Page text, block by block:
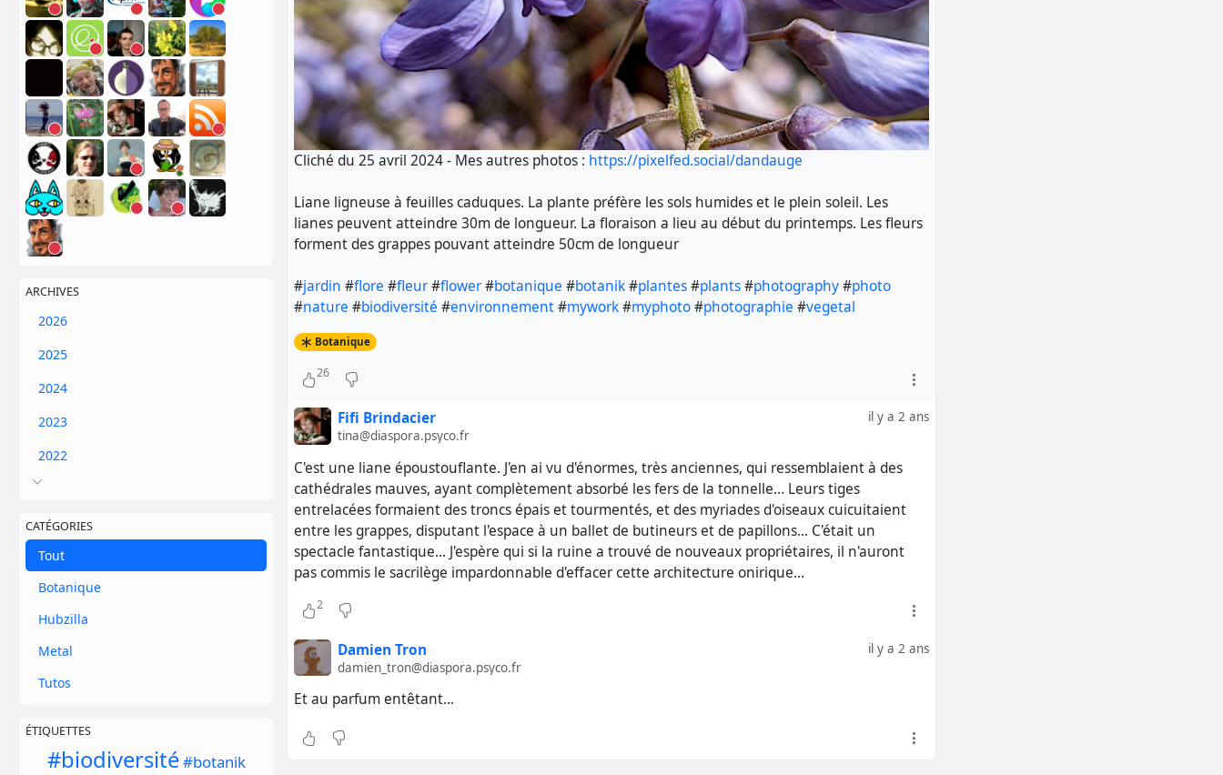
ARCHIVES
2026
2025
2024
2023
2022
CATÉGORIES
Tout
Botanique
Hubzilla
Metal
Tutos
ÉTIQUETTES
#biodiversité#botanik
Cliché du 25 avril 2024 - Mes autres photos : https://pixelfed.social/dandauge
Liane ligneuse à feuilles caduques. La plante préfère les sols humides et le plein soleil. Les
lianes peuvent atteindre 30m de longueur. La floraison a lieu au début du printemps. Les fleurs
forment des grappes pouvant atteindre 50cm de longueur
#jardin #flore #fleur#flower#botanique #botanik#plantes#plants#photography#photo
#nature #biodiversité #environnement#mywork#myphoto#photographie #vegetal
Botanique
26
il y a 2 ans
Fifi Brindacier
tina@diaspora.psyco.fr
C'est une liane époustouflante. J'en ai vu d'énormes, très anciennes, qui ressemblaient à des
cathédrales mauves, ayant complètement absorbé les fers de la tonnelle... Leurs tiges
entrelacées formaient des troncs épais et tourmentés, et des myriades d'oiseaux cuicuitaient
entre les grappes, disputant l'espace à un ballet de butineurs et de papillons... C'était un
spectacle fantastique... J'espère qui si la ruine a trouvé de nouveaux propriétaires, il n'auront
pas commis le sacrilège impardonnable d'effacer cette architecture onirique...
2
il y a 2 ans
Damien Tron
damien_tron@diaspora.psyco.fr
Et au parfum entêtant...